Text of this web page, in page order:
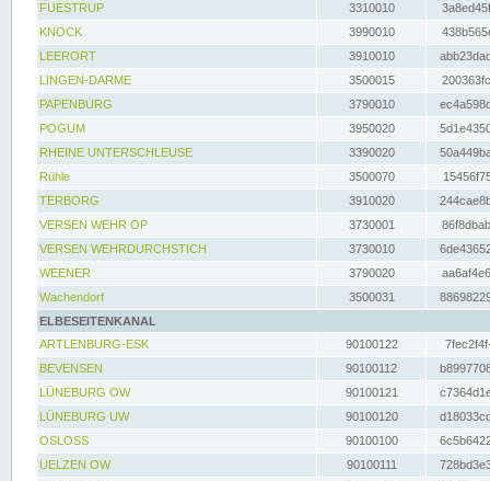
FUESTRUP
3310010
KNOCK
3990010
LEERORT
3910010
LINGEN-DARME
3500015
PAPENBURG
3790010
POGUM
3950020
RHEINE UNTERSCHLEUSE
3390020
Rühle
3500070
TERBORG
3910020
VERSEN WEHR OP
3730001
VERSEN WEHRDURCHSTICH
3730010
WEENER
3790020
Wachendorf
3500031
ELBESEITENKANAL
ARTLENBURG-ESK
90100122
BEVENSEN
90100112
LÜNEBURG OW
90100121
LÜNEBURG UW
90100120
OSLOSS
90100100
UELZEN OW
90100111